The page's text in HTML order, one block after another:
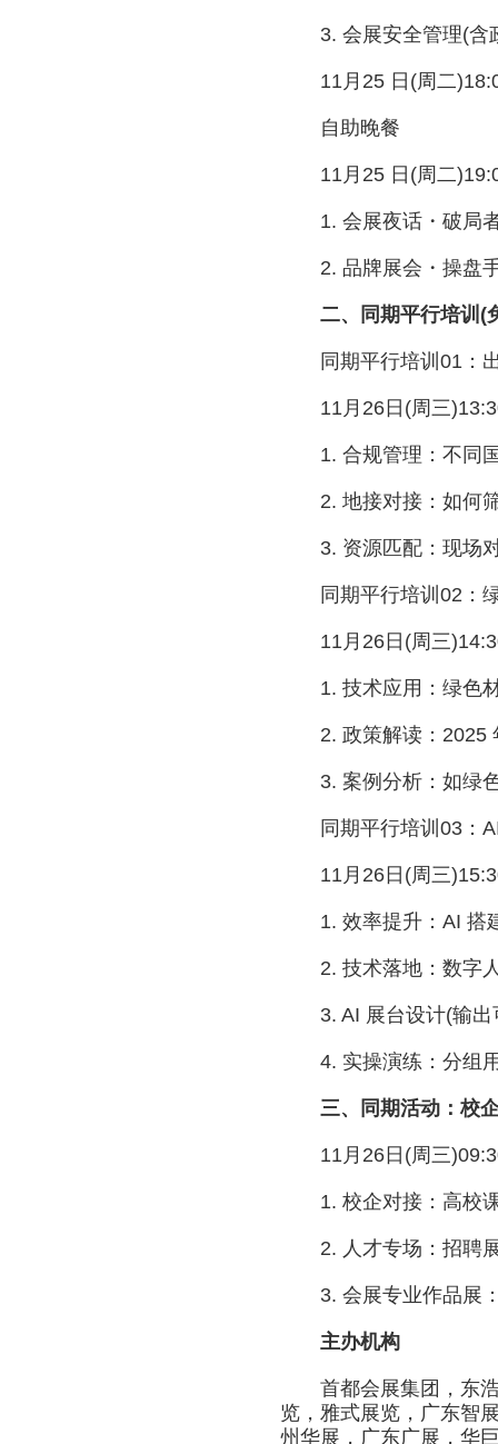
3. 会展安全管理(含
11月25 日(周二
自助晚餐
11月25 日(周二
1. 会展夜话・破局者
2. 品牌展会・操盘手
二、同期平行培训(
同期平行培训01：出
11月26日(周三
1. 合规管理：不同国
2. 地接对接：如何筛
3. 资源匹配：现场对
同期平行培训02：绿
11月26日(周三
1. 技术应用：绿色材
2. 政策解读：2025
3. 案例分析：如绿色
同期平行培训03：AI
11月26日(周三
1. 效率提升：AI 搭建
2. 技术落地：数字人
3. AI 展台设计(输出
4. 实操演练：分组用
三、同期活动：校企
11月26日(周三
1. 校企对接：高校课
2. 人才专场：招聘展
3. 会展专业作品展：
主办机构
首都会展集团，东浩
览，雅式展览，广东智
州华展，广东广展，华